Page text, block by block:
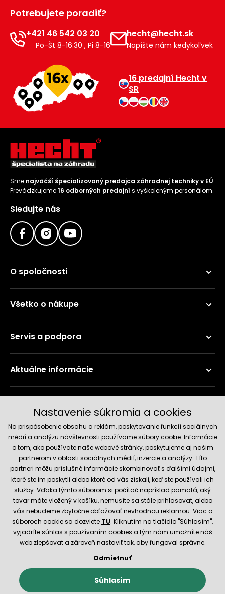
Potrebujete poradiť?
+421 46 542 03 20
Po-Št 8-16:30 , Pi 8-16
hecht@hecht.sk
Napíšte nám kedykoľvek
16 predajní Hecht v
SR
Sme najväčší špecializovaný predajca záhradnej techniky v EÚ.
Prevádzkujeme16 odborných predajní s vyškoleným personálom.
Sledujte nás
O spoločnosti
Všetko o nákupe
Servis a podpora
Aktuálne informácie
Spoľahlivý obchod
Obchodné podmienky
Nastavenie cookies
E-shop vytvorila a technicky zaisťujeSIMPLIA.cz
Nastavenie súkromia a cookies
Na prispôsobenie obsahu a reklám, poskytovanie funkcií sociálnych
médií a analýzu návštevnosti používame súbory cookie. Informácie
o tom, ako používate naše webové stránky, poskytujeme aj našim
partnerom v oblasti sociálnych médií, inzercie a analýzy. Títo
partneri môžu príslušné informácie skombinovať s ďalšími údajmi,
ktoré ste im poskytli alebo ktoré od vás získali, keď ste používali ich
služby. Vďaka týmto súborom si počítač napríklad pamätá, aký
tovar máte vložený v košíku, nemusíte sa stále prihlasovať, alebo
vás nebudeme zbytočne obťažovať nevhodnou reklamou. Viac o
súboroch cookie sa dozviete TU. Kliknutím na tlačidlo "Súhlasím",
vyjadríte súhlas s používaním cookies a tým nám umožníte náš
web zlepšovať a zároveň nastaviť tak, aby fungoval správne.
Odmietnuť
Súhlasím